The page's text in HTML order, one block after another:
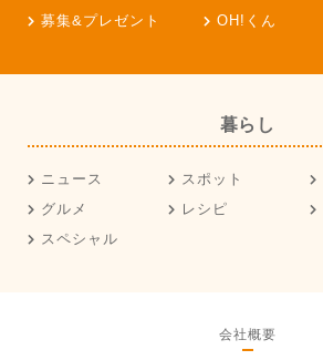
募集&プレゼント
OH!くん
暮らし
ニュース スポット
グルメ
レシピ
スペシャル
会社概要